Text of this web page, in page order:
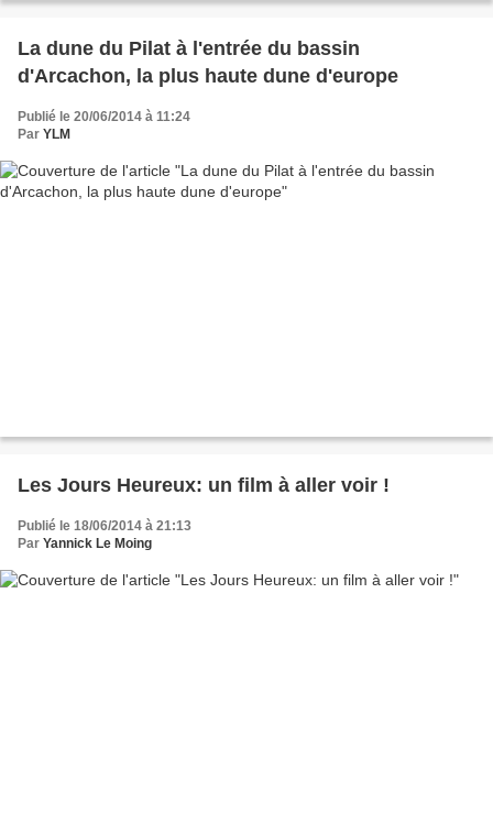
La dune du Pilat à l'entrée du bassin
d'Arcachon, la plus haute dune d'europe
Publié le 20/06/2014 à 11:24
Par YLM
Les Jours Heureux: un film à aller voir !
Publié le 18/06/2014 à 21:13
Par Yannick Le Moing